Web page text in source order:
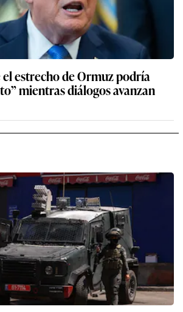
estrecho de Ormuz podría
mientras diálogos avanzan